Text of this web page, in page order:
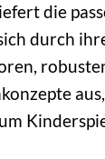
die
durch